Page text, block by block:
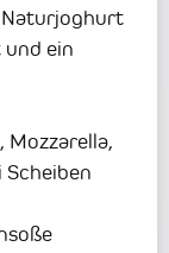
Naturjoghurt
und ein
Mozzarella,
Scheiben